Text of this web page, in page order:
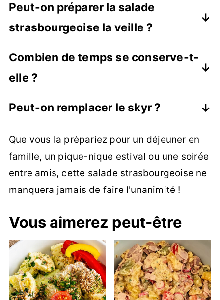
épaisse et plus dense. La saucisse de
Strasbourg est plus fine et possède une
dent. Les deux sont des incontournables
de la charcuterie alsacienne et se
Peut-on préparer la salade
strasbourgeoise la veille ?
auront le temps de bien se développer.
Combien de temps se conserve-t-
elle ?
réfrigérateur dans un récipient
Peut-on remplacer le skyr ?
grec ou même une mayonnaise maison
pour une version plus traditionnelle.
Que vous la prépariez pour un déjeuner en
famille, un pique-nique estival ou une soirée
entre amis, cette salade strasbourgeoise ne
manquera jamais de faire l'unanimité !
Vous aimerez peut-être